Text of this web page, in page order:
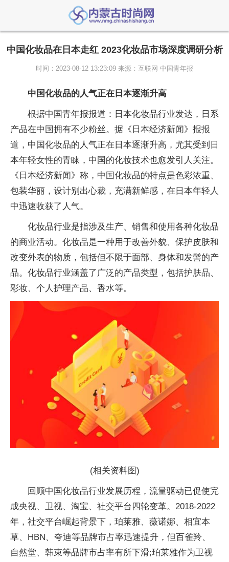
中国化妆品在日本走红 2023化妆品市场深度调研分析
时间：2023-08-12 13:23:09 来源：互联网 中国青年报
中国化妆品的人气正在日本逐渐升高
根据中国青年报报道：日本化妆品行业发达，日系
产品在中国拥有不少粉丝。据《日本经济新闻》报报
道，中国化妆品的人气正在日本逐渐升高，尤其受到日
本年轻女性的青睐，中国的化妆技术也愈发引人关注。
《日本经济新闻》称，中国化妆品的特点是色彩浓重、
包装华丽，设计别出心裁，充满新鲜感，在日本年轻人
中迅速收获了人气。
化妆品行业是指涉及生产、销售和使用各种化妆品
的商业活动。化妆品是一种用于改善外貌、保护皮肤和
改变外表的物质，包括但不限于面部、身体和发髻的产
品。化妆品行业涵盖了广泛的产品类型，包括护肤品、
彩妆、个人护理产品、香水等。
(相关资料图)
回顾中国化妆品行业发展历程，流量驱动已促使完
成央视、卫视、淘宝、社交平台四轮变革。2018-2022
年，社交平台崛起背景下，珀莱雅、薇诺娜、相宜本
草、HBN、夸迪等品牌市占率迅速提升，但百雀羚、
自然堂、韩束等品牌市占率有所下滑;珀莱雅作为卫视